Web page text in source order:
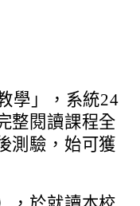
學」，系統24
整閱讀課程全
測驗，始可獲